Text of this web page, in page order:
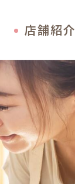
店舗紹介